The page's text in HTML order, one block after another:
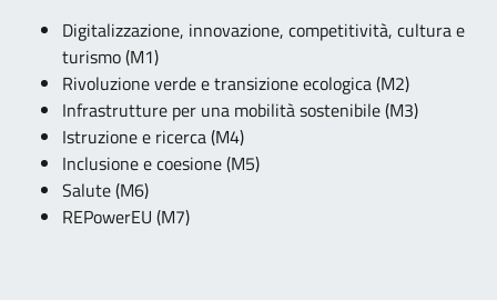
Digitalizzazione, innovazione, competitività, cultura e
turismo (M1)
Rivoluzione verde e transizione ecologica (M2)
Infrastrutture per una mobilità sostenibile (M3)
Istruzione e ricerca (M4)
Inclusione e coesione (M5)
Salute (M6)
REPowerEU (M7)